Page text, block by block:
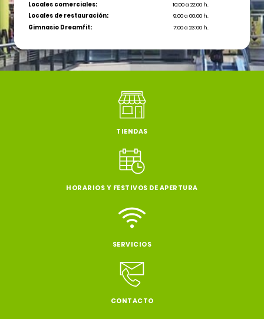
Locales comerciales:
10:00 a 22:00 h.
Locales de restauración:
9:00 a 00:00 h.
Gimnasio Dreamfit:
7:00 a 23:00 h.
TIENDAS
HORARIOS Y FESTIVOS DE APERTURA
SERVICIOS
CONTACTO